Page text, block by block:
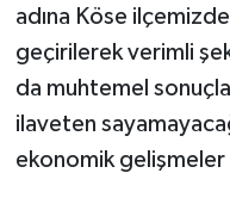
adına Köse
geçirilerek verimli
da muhtemel
ilaveten
ekonomik